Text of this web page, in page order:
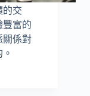
的交
豐富的
關係對